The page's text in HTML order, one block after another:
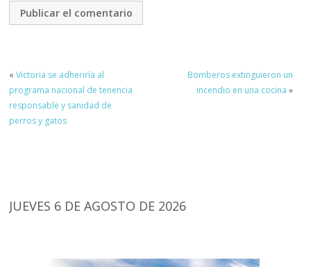
«Victoria se adheriría al
programa nacional de tenencia
responsable y sanidad de
perros y gatos
Bomberos extinguieron un
incendio en una cocina »
JUEVES 6 DE AGOSTO DE 2026